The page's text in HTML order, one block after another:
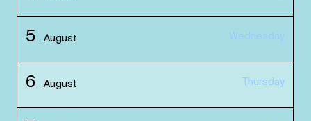
5 August Wednesday
6 August Thursday